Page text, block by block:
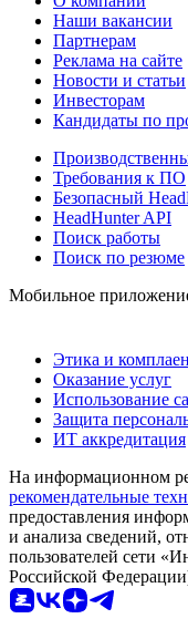
Наши вакансии
Партнерам
Реклама на сайте
Новости и статьи
Инвесторам
Кандидаты по
Требования к ПО
Безопасный
HeadHunter API
Поиск работы
Поиск по резюме
Мобильное
Этика и
Оказание услуг
Использование
Защита
ИТ аккредитация
На информационном
рекомендательные
предоставления
и анализа сведений,
пользователей сети
Российской